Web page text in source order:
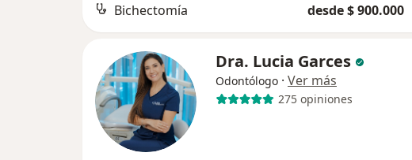
Bichectomía desde $ 900.000
Dra. Lucia Garces
Odontólogo · Ver más
275 opiniones